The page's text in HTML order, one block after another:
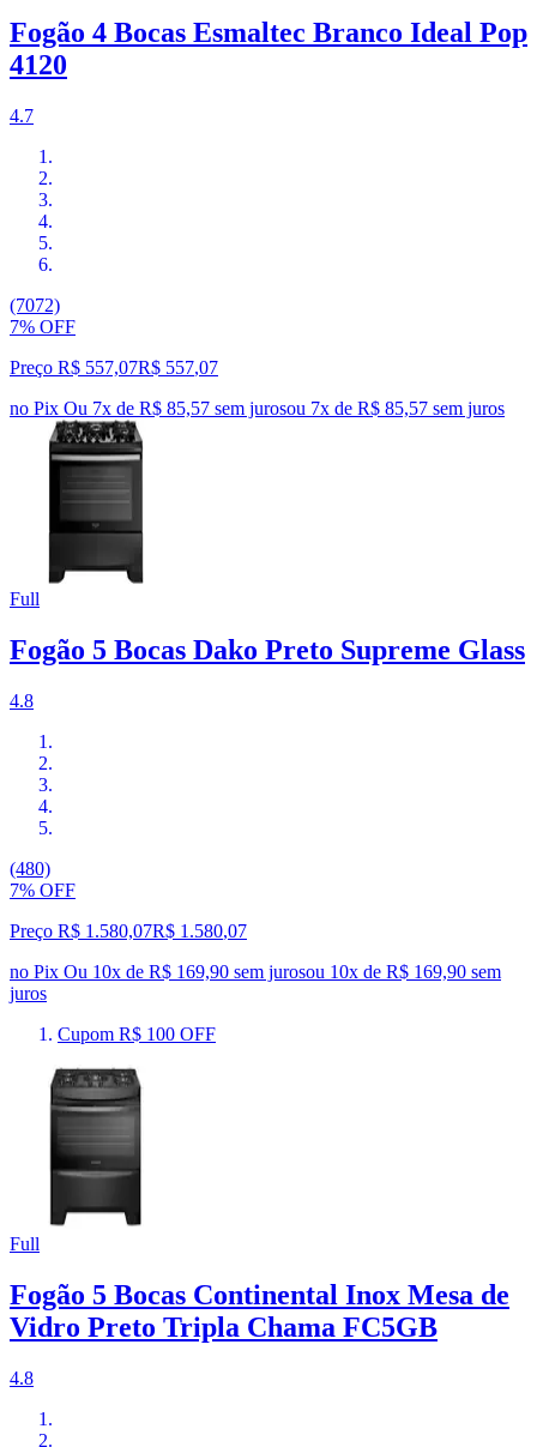
Fogão 4 Bocas Esmaltec Branco Ideal Pop
4120
4.7
(7072)
7% OFF
Preço R$ 557,07R$ 557,07
no Pix Ou 7x de R$ 85,57 sem jurosou 7x de R$ 85,57 sem juros
Full
Fogão 5 Bocas Dako Preto Supreme Glass
4.8
(480)
7% OFF
Preço R$ 1.580,07R$ 1.580,07
no Pix Ou 10x de R$ 169,90 sem jurosou 10x de R$ 169,90 sem
juros
Cupom R$ 100 OFF
Full
Fogão 5 Bocas Continental Inox Mesa de
Vidro Preto Tripla Chama FC5GB
4.8